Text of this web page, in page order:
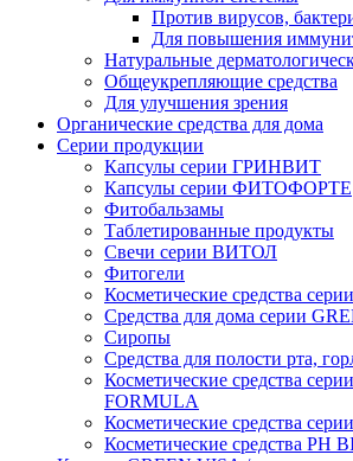
Против вирусов,
Для повышения
Натуральные
Общеукрепляющие средства
Для улучшения зрения
Органические средства для дома
Серии продукции
Капсулы серии ГРИНВИТ
Капсулы серии ФИТОФОРТЕ
Фитобальзамы
Таблетированные продукты
Свечи серии ВИТОЛ
Фитогели
Косметические средства
Средства для дома серии
Сиропы
Средства для полости рта,
Косметические средства
FORMULA
Косметические средства
Косметические средства PH